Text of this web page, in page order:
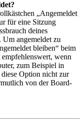
„Angemeldet
für eine Sitzung
deines
angemeldet zu
bleiben“ beim
wenn
zum Beispiel in
Option nicht zur
von der Board-